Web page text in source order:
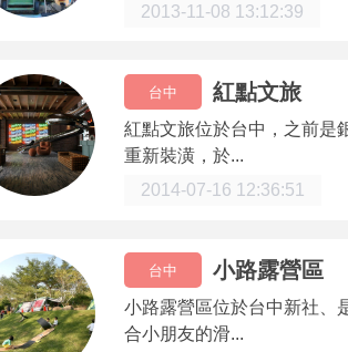
2013-11-08 13:12:39
台中 紅點文旅
紅點文旅位於台中，之前是
重新裝潢，於...
2014-07-16 12:36:51
台中 小路露營區
小路露營區位於台中新社、
合小朋友的滑...